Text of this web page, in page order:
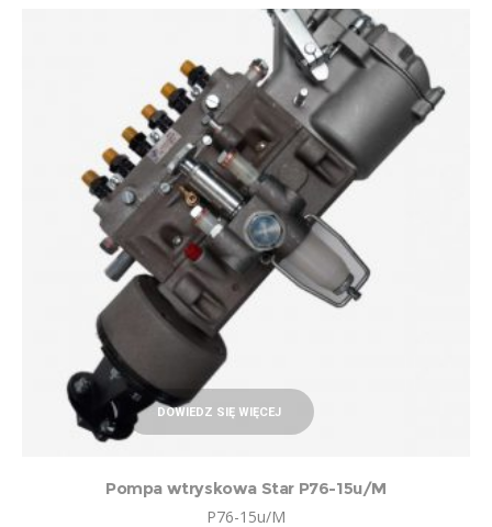
DOWIEDZ SIĘ WIĘCEJ
Pompa wtryskowa Star P76-15u/M
P76-15u/M